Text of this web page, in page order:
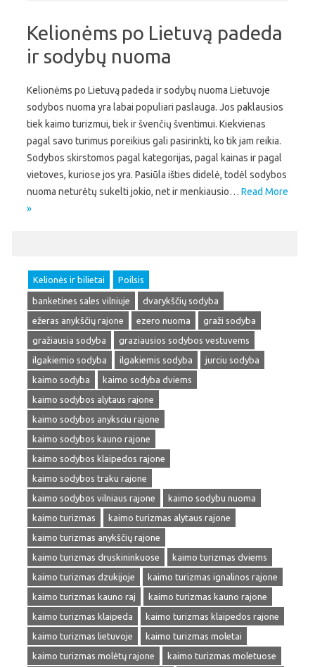
Kelionėms po Lietuvą padeda
ir sodybų nuoma
Kelionėms po Lietuvą padeda ir sodybų nuoma Lietuvoje
sodybos nuoma yra labai populiari paslauga. Jos paklausios
tiek kaimo turizmui, tiek ir švenčių šventimui. Kiekvienas
pagal savo turimus poreikius gali pasirinkti, ko tik jam reikia.
Sodybos skirstomos pagal kategorijas, pagal kainas ir pagal
vietoves, kuriose jos yra. Pasiūla išties didelė, todėl sodybos
nuoma neturėtų sukelti jokio, net ir menkiausio… Read More
»
Kelionės ir bilietai Poilsis
banketines sales vilniuje
dvarykščių sodyba
ežeras anykščių rajone
ezero nuoma
graži sodyba
gražiausia sodyba
graziausios sodybos vestuvems
ilgakiemio sodyba
ilgakiemis sodyba
jurciu sodyba
kaimo sodyba
kaimo sodyba dviems
kaimo sodybos alytaus rajone
kaimo sodybos anyksciu rajone
kaimo sodybos kauno rajone
kaimo sodybos klaipedos rajone
kaimo sodybos traku rajone
kaimo sodybos vilniaus rajone
kaimo sodybu nuoma
kaimo turizmas
kaimo turizmas alytaus rajone
kaimo turizmas anykščių rajone
kaimo turizmas druskininkuose
kaimo turizmas dviems
kaimo turizmas dzukijoje
kaimo turizmas ignalinos rajone
kaimo turizmas kauno raj
kaimo turizmas kauno rajone
kaimo turizmas klaipeda
kaimo turizmas klaipedos rajone
kaimo turizmas lietuvoje
kaimo turizmas moletai
kaimo turizmas molėtų rajone
kaimo turizmas moletuose